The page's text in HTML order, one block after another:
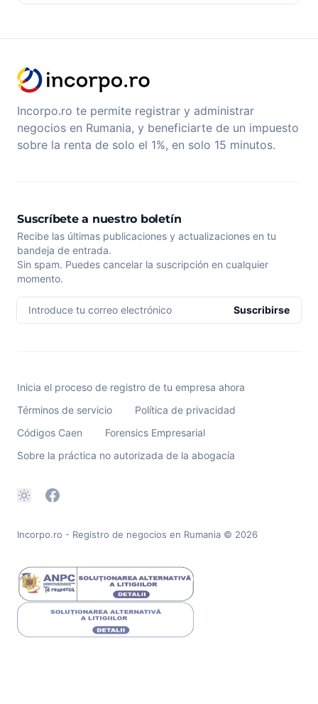
Incorpo.ro te permite registrar y administrar
negocios en Rumania, y beneficiarte de un impuesto
sobre la renta de solo el 1%, en solo 15 minutos.
Suscríbete a nuestro boletín
Recibe las últimas publicaciones y actualizaciones en tu
bandeja de entrada.
Sin spam. Puedes cancelar la suscripción en cualquier
momento.
Introduce tu correo electrónico Suscribirse
Inicia el proceso de registro de tu empresa ahora
Términos de servicio
Política de privacidad
Códigos Caen
Forensics Empresarial
Sobre la práctica no autorizada de la abogacía
Incorpo.ro - Registro de negocios en Rumania © 2026